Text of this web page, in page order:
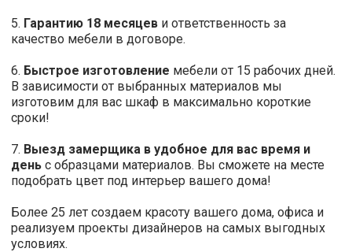
5. Гарантию 18 месяцев и ответственность за
качество мебели в договоре.
6. Быстрое изготовление мебели от 15 рабочих дней.
В зависимости от выбранных материалов мы
изготовим для вас шкаф в максимально короткие
сроки!
7. Выезд замерщика в удобное для вас время и
день с образцами материалов. Вы сможете на месте
подобрать цвет под интерьер вашего дома!
Более 25 лет создаем красоту вашего дома, офиса и
реализуем проекты дизайнеров на самых выгодных
условиях.